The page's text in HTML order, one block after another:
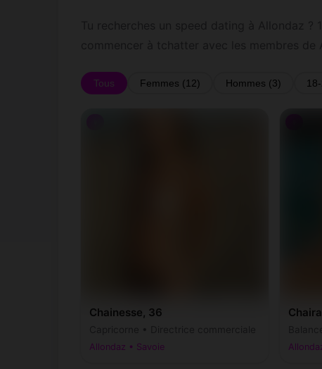
Tous Femmes (12) Hommes (3)
Chainesse, 36
Allondaz • Savoie